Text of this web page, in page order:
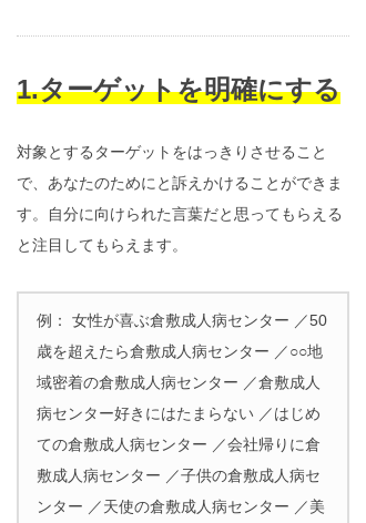
1.ターゲットを明確にする
対象とするターゲットをはっきりさせること
で、あなたのためにと訴えかけることができま
す。自分に向けられた言葉だと思ってもらえる
と注目してもらえます。
例： 女性が喜ぶ倉敷成人病センター ／50
歳を超えたら倉敷成人病センター ／○○地
域密着の倉敷成人病センター ／倉敷成人
病センター好きにはたまらない ／はじめ
ての倉敷成人病センター ／会社帰りに倉
敷成人病センター ／子供の倉敷成人病セ
ンター ／天使の倉敷成人病センター ／美